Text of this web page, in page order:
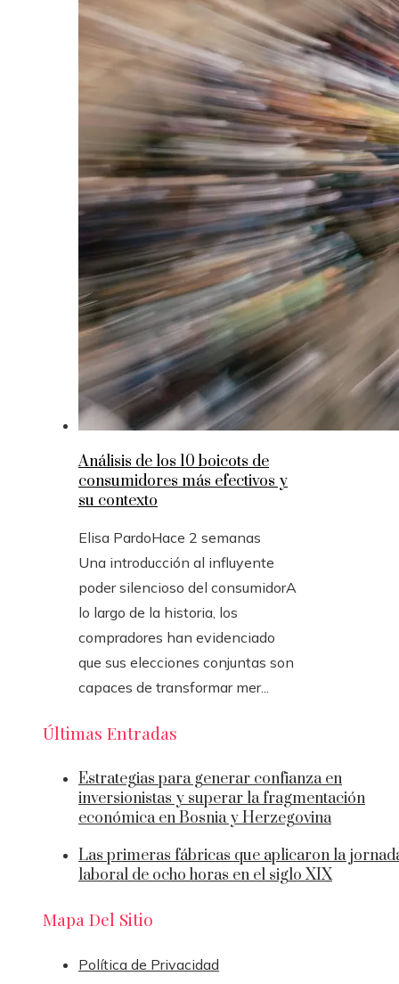
Análisis de los 10 boicots de
consumidores más efectivos y
su contexto
Elisa PardoHace 2 semanas
Una introducción al influyente
poder silencioso del consumidorA
lo largo de la historia, los
compradores han evidenciado
que sus elecciones conjuntas son
capaces de transformar mer...
Últimas Entradas
Estrategias para generar confianza en
inversionistas y superar la fragmentación
económica en Bosnia y Herzegovina
Las primeras fábricas que aplicaron la
laboral de ocho horas en el siglo XIX
Mapa Del Sitio
Política de Privacidad